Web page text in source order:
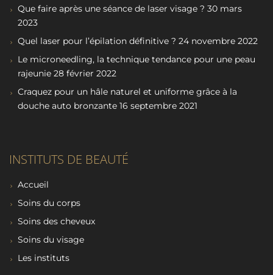
Que faire après une séance de laser visage ? 30 mars
2023
Quel laser pour l’épilation définitive ? 24 novembre 2022
Le microneedling, la technique tendance pour une peau
rajeunie 28 février 2022
Craquez pour un hâle naturel et uniforme grâce à la
douche auto bronzante 16 septembre 2021
INSTITUTS DE BEAUTÉ
Accueil
Soins du corps
Soins des cheveux
Soins du visage
Les instituts